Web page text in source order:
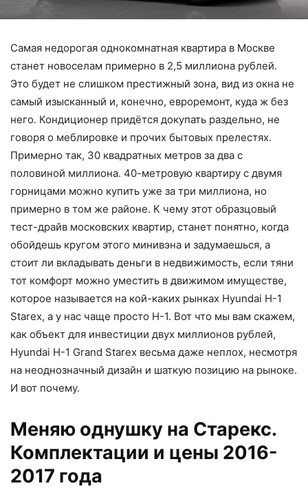
Самая недорогая однокомнатная квартира в Москве
станет новоселам примерно в 2,5 миллиона рублей.
Это будет не слишком престижный зона, вид из окна не
самый изысканный и, конечно, евроремонт, куда ж без
него. Кондиционер придётся докупать раздельно, не
говоря о меблировке и прочих бытовых прелестях.
Примерно так, 30 квадратных метров за два с
половиной миллиона. 40-метровую квартиру с двумя
горницами можно купить уже за три миллиона, но
примерно в том же районе. К чему этот образцовый
тест-драйв московских квартир, станет понятно, когда
обойдешь кругом этого минивэна и задумаешься, а
стоит ли вкладывать деньги в недвижимость, если тяни
тот комфорт можно уместить в движимом имуществе,
которое называется на кой-каких рынках Hyundai H-1
Starex, а у нас чаще просто Н-1. Вот что мы вам скажем,
как объект для инвестиции двух миллионов рублей,
Hyundai H-1 Grand Starex весьма даже неплох, несмотря
на неоднозначный дизайн и шаткую позицию на рыноке.
И вот почему.
Меняю однушку на Старекс.
Комплектации и цены 2016-
2017 года